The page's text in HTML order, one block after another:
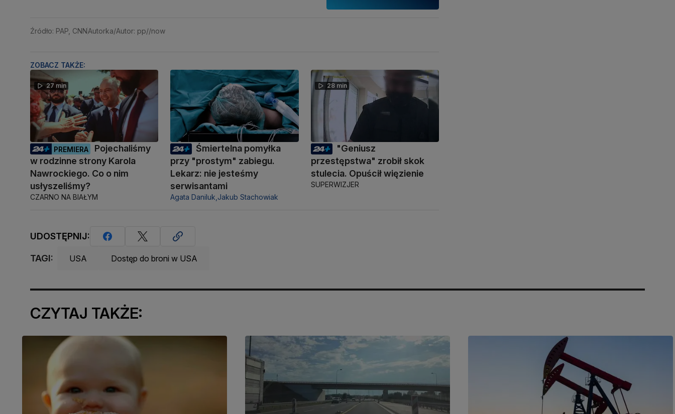
Źródło: PAP, CNNAutorka/Autor: pp//now
ZOBACZ TAKŻE:
27 min
PREMIERA
Pojechaliśmy
w rodzinne strony Karola
Nawrockiego. Co o nim
usłyszeliśmy?
CZARNO NA BIAŁYM
Śmiertelna pomyłka
przy "prostym" zabiegu.
Lekarz: nie jesteśmy
serwisantami
Agata Daniluk, Jakub Stachowiak
28 min
"Geniusz
przestępstwa" zrobił skok
stulecia. Opuścił więzienie
SUPERWIZJER
UDOSTĘPNIJ:
TAGI: USA Dostęp do broni w USA
CZYTAJ TAKŻE: